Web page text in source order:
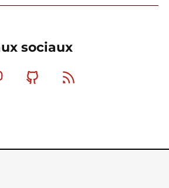
sociaux
MastodonGithub